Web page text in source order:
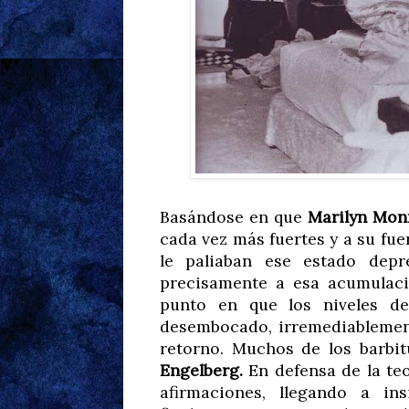
Basándose en que Marilyn
cada vez más fuertes y a su
le paliaban ese estado
precisamente a esa
punto en que los niveles
desembocado,
retorno. Muchos de los
Engelberg. En defensa de la
afirmaciones, llegando a